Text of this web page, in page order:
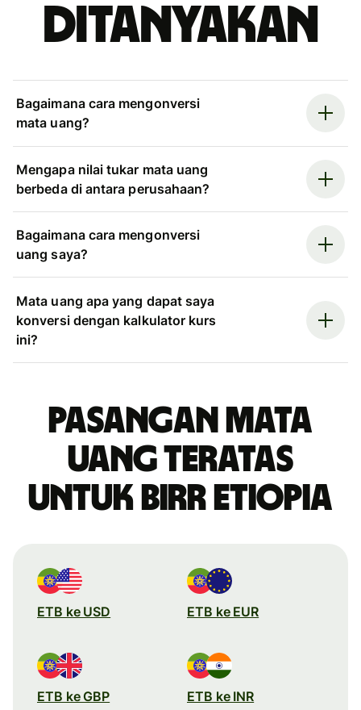
ditanyakan
Bagaimana cara mengonversi
mata uang?
Mengapa nilai tukar mata uang
berbeda di antara perusahaan?
Bagaimana cara mengonversi
uang saya?
Mata uang apa yang dapat saya
konversi dengan kalkulator kurs
ini?
Pasangan mata
uang teratas
untuk birr Etiopia
ETB ke USD ETB ke EUR
ETB ke GBP ETB ke INR